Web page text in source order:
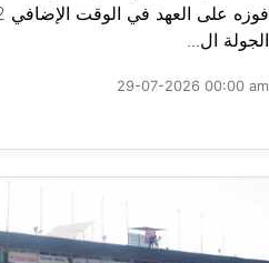
الجولة ال...
29-07-2026 00:00 am